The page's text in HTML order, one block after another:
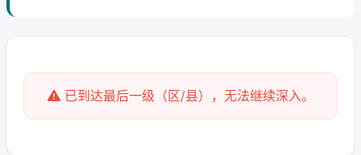
已到达最后一级（区/县），无法继续深入。